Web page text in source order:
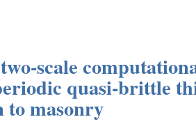
scale
quasi-brittle
to masonry